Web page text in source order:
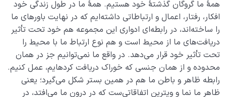
تفاوت‌های دنیا و آخرت چیست و هرکدام چه برتری‌هایی
نسبت به هم دارند؟
اعتقاد یا عدم اعتقاد به آخرت چه تاثیری بر سبک زندگی ما
دارد؟
چگونه تحمل سختی‌ ها را آسان و لذت‌ بخش کنیم؟
احساس غم در اثر چه عواملی به‌ وجود می‌ آید و چگونه
همۀ ما گروگان گذشتۀ خود هستیم. همۀ ما در طول زندگی خود
افکار، رفتار، اعمال و ارتباطاتی داشته‌ایم که در نهایت باورهای ما
را ساخته‌اند، در رابطه‌ای ادواری این مجموعه هم خود تحت تأثیر
دریافت‌های ما از محیط است و هم نوع ارتباط ما با محیط را
تحت تأثیر خود قرار می‌دهد. در واقع ما نمی‌توانیم جز در همان
محدوده­ و از همان جنسی که خوراک دریافت کرده­ایم، عمل کنیم.
رابطه ظاهر و باطن ما هم در همین بستر شکل می‌گیرد؛ یعنی
ظاهر ما نما و ویترین اتفاقاتی‌ست که در درون ما می‌افتد، در